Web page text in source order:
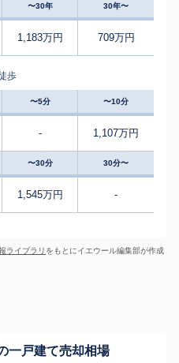
〜30年 30年〜
1,183万円 709万円
歩
〜5分 〜10分
- 1,107万円
〜30分 30分〜
1,545万円 -
ライブラリ をもとにイエウール編集部が作成
一戸建て売却相場